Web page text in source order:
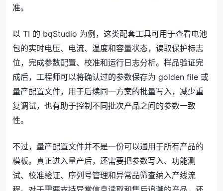
准。
以 TI 的 bqStudio 为例，这类配套工具可用于查看电池
包的实时电压、电流、温度和容量状态，读取保护标志
位，完成参数配置、校准和运行日志分析。样品验证完
成后，工程师可以将确认过的参数保存为 golden file 或
量产配置文件，用于后续同一方案的批量写入，减少重
复调试，也有助于控制不同批次产品之间的参数一致
性。
不过，量产配置文件并不是一份可以通用于所有产品的
模板。真正进入量产后，还需要把参数写入、功能测
试、校准验证、序列号管理和异常品筛查纳入产线流